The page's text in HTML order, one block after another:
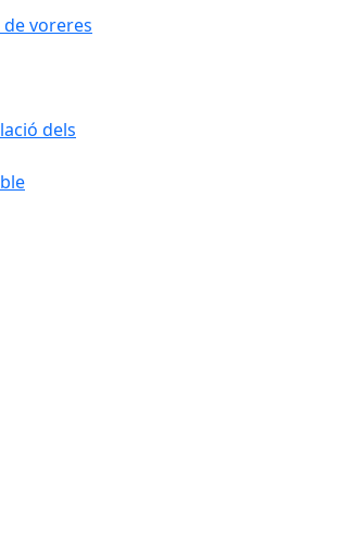
voreres
dels